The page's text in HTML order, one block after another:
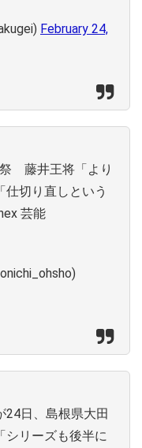
February 24,
祭 藤井王将「より
切り直しという
芸能
24日、島根県大田
シリーズも後半に